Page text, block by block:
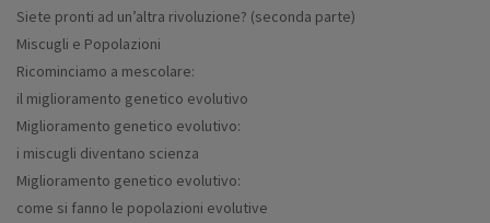
Siete pronti ad un’altra rivoluzione? (seconda parte)
Miscugli e Popolazioni
Ricominciamo a mescolare:
il miglioramento genetico evolutivo
Miglioramento genetico evolutivo:
i miscugli diventano scienza
Miglioramento genetico evolutivo:
come si fanno le popolazioni evolutive